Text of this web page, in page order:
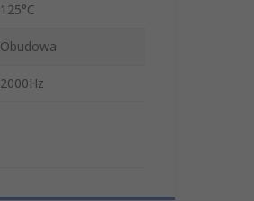
125°C
Obudowa
2000Hz